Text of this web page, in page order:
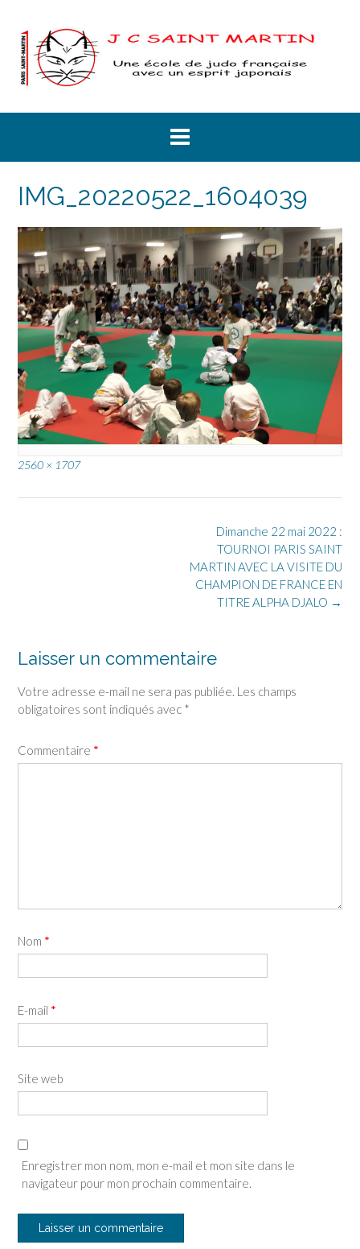
content
IMG_20220522_1604039
Full
2560 × 1707
Dimanche 22 mai 2022 :
TOURNOI PARIS SAINT
MARTIN AVEC LA VISITE DU
CHAMPION DE FRANCE EN
TITRE ALPHA DJALO →
Laisser un commentaire
Votre adresse e-mail ne sera pas publiée. Les champs
obligatoires sont indiqués avec *
Commentaire *
Nom *
E-mail *
Site web
Enregistrer mon nom, mon e-mail et mon site dans le
navigateur pour mon prochain commentaire.